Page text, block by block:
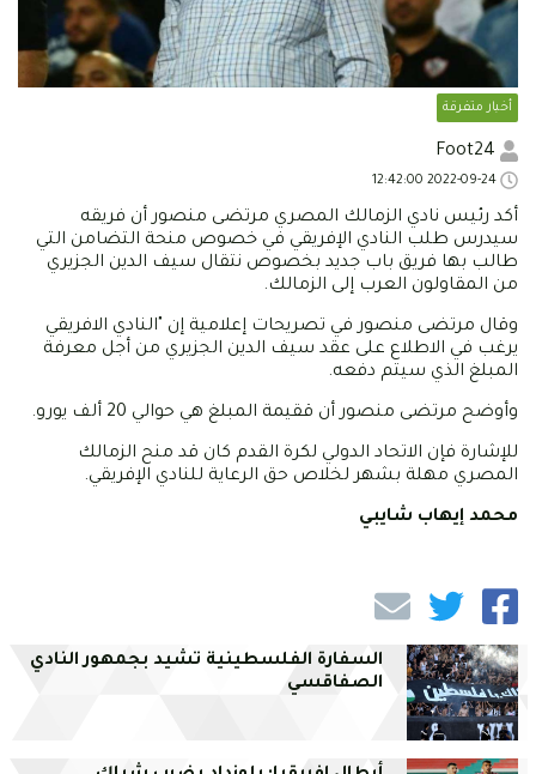
أخبار متفرقة
أكد رئيس نادي الزمالك المصري مرتضى منصور أن فريقه
سيدرس طلب النادي الإفريقي في خصوص منحة التضامن التي
طالب بها فريق باب جديد بخصوص نتقال سيف الدين الجزيري
من المقاولون العرب إلى الزمالك.
وقال مرتضى منصور في تصريحات إعلامية إن "النادي الافريقي
يرغب في الاطلاع على عقد سيف الدين الجزيري من أجل معرفة
المبلغ الذي سيتم دفعه.
وأوضح مرتضى منصور أن ققيمة المبلغ هي حوالي 20 ألف يورو.
للإشارة فإن الاتحاد الدولي لكرة القدم كان قد منح الزمالك
المصري مهلة بشهر لخلاص حق الرعاية للنادي الإفريقي.
محمد إيهاب شايبي
السفارة الفلسطينية تشيد بجمهور النادي
الصفاقسي